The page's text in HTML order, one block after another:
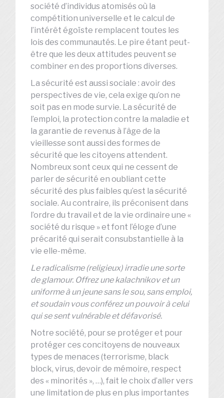
société d’individus atomisés où la
compétition universelle et le calcul de
l’intérêt égoïste remplacent toutes les
lois des communautés. Le pire étant peut-
être que les deux attitudes peuvent se
combiner en des proportions diverses.
La sécurité est aussi sociale : avoir des
perspectives de vie, cela exige qu’on ne
soit pas en mode survie. La sécurité de
l’emploi, la protection contre la maladie et
la garantie de revenus à l’âge de la
vieillesse sont aussi des formes de
sécurité que les citoyens attendent.
Nombreux sont ceux qui ne cessent de
parler de sécurité en oubliant cette
sécurité des plus faibles qu’est la sécurité
sociale. Au contraire, ils préconisent dans
l’ordre du travail et de la vie ordinaire une «
société du risque » et font l’éloge d’une
précarité qui serait consubstantielle à la
vie elle-même.
Le radicalisme (religieux) irradie une sorte
de glamour. Offrez une kalachnikov et un
uniforme à un jeune sans le sou, sans emploi,
et soudain vous conférez un pouvoir à celui
qui se sent vulnérable et défavorisé.
Notre société, pour se protéger et pour
protéger ces concitoyens de nouveaux
types de menaces (terrorisme, black
block, virus, devoir de mémoire, respect
des « minorités », …), fait le choix d’aller vers
une limitation de plus en plus importantes